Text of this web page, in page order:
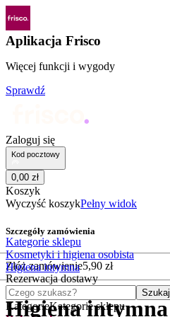
Aplikacja Frisco
Więcej funkcji i wygody
Sprawdź
Zaloguj się
Kod pocztowy
0,00 zł
Koszyk
Wyczyść koszykPełny widok
Szczegóły zamówienia
Złóż zamówienie5,90 zł
Rezerwacja dostawy
Czego szukasz?
Szukaj
KategorieKategorie sklepu
Kategorie sklepu
Kosmetyki i higiena osobista
Higiena intymna
Higiena intymna